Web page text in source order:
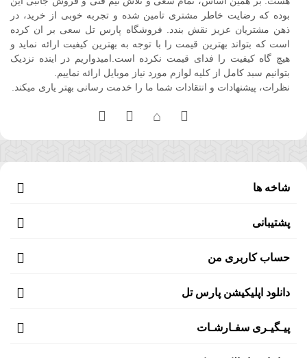
بوده که رضایت خاطر مشتری تامین شده و تجربه خوبی از خرید، در
ذهن مشتریان عزیز نقش بندد. فروشگاه پارس تل سعی بر ان کرده
است که بتواند بهترین قیمت را با توجه به بهترین کیفیت ارائه نماید و
هیچ گاه کیفیت را فدای قیمت نکرده است.امیدواریم در اینده نزدیک
بتوانیم سبد کامل از کلیه لوازم مورد نیاز موبایل ارائه نماییم.
نظرات، پیشنهادات و انتقادات شما ما را خدمت رسانی بهتر یاری میکند.
شاخه ها
پشتیبانی
حساب کاربری من
دانلود اپلیکیشن پارس تل
پیـگیـری سفـارشـات